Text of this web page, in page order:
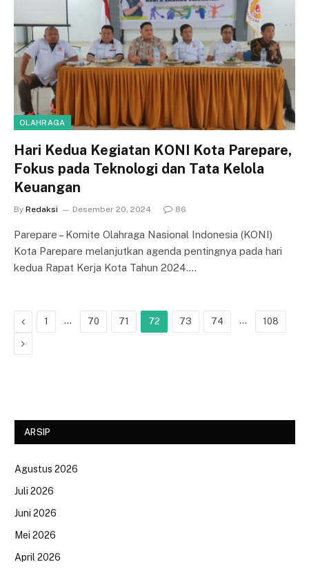
OLAHRAGA
Hari Kedua Kegiatan KONI Kota Parepare,
Fokus pada Teknologi dan Tata Kelola
Keuangan
By Redaksi Desember 20, 2024 86
Parepare – Komite Olahraga Nasional Indonesia (KONI)
Kota Parepare melanjutkan agenda pentingnya pada hari
kedua Rapat Kerja Kota Tahun 2024.…
Previous
1 … 70 71 72 73 74 … 108
Next
ARSIP
Agustus 2026
Juli 2026
Juni 2026
Mei 2026
April 2026